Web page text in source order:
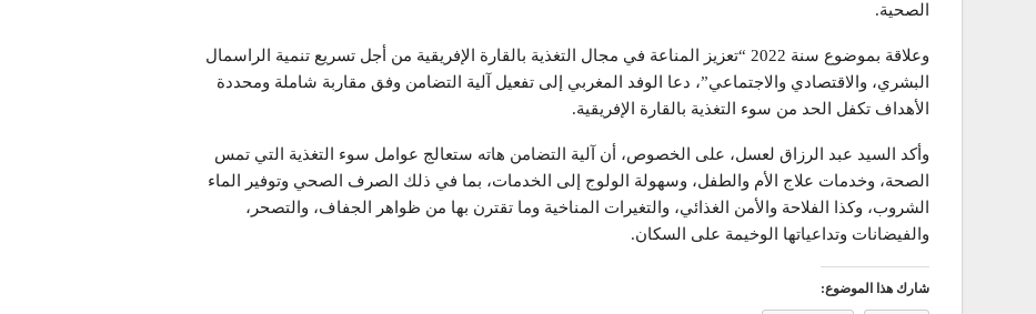
الصحية.
وعلاقة بموضوع سنة 2022 “تعزيز المناعة في مجال التغذية بالقارة الإفريقية من أجل تسريع تنمية الراسمال
البشري، والاقتصادي والاجتماعي”، دعا الوفد المغربي إلى تفعيل آلية التضامن وفق مقاربة شاملة ومحددة
الأهداف تكفل الحد من سوء التغذية بالقارة الإفريقية.
وأكد السيد عبد الرزاق لعسل، على الخصوص، أن آلية التضامن هاته ستعالج عوامل سوء التغذية التي تمس
الصحة، وخدمات علاج الأم والطفل، وسهولة الولوج إلى الخدمات، بما في ذلك الصرف الصحي وتوفير الماء
الشروب، وكذا الفلاحة والأمن الغذائي، والتغيرات المناخية وما تقترن بها من ظواهر الجفاف، والتصحر،
والفيضانات وتداعياتها الوخيمة على السكان.
شارك هذا الموضوع: